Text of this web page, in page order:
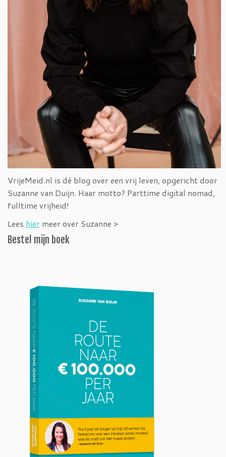
VrijeMeid.nl is dé blog over een vrij leven, opgericht door
Suzanne van Duijn. Haar motto? Parttime digital nomad,
fulltime vrijheid!
Lees hier meer over Suzanne >
Bestel mijn boek